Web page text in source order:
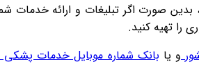
صورت اگر تبلیغات و ارائه خدمات
را تهیه کنید.
و یا بانک شماره موبایل خدمات پشکی